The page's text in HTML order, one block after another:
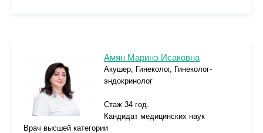
Амян Маринэ Исаковна
Акушер, Гинеколог, Гинеколог-
эндокринолог
Стаж 34 год.
Кандидат медицинских наук
Врач высшей категории